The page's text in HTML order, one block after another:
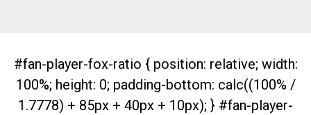
#fan-player-fox-ratio { position: relative; width:
100%; height: 0; padding-bottom: calc((100% /
1.7778) + 85px + 40px + 10px); } #fan-player-